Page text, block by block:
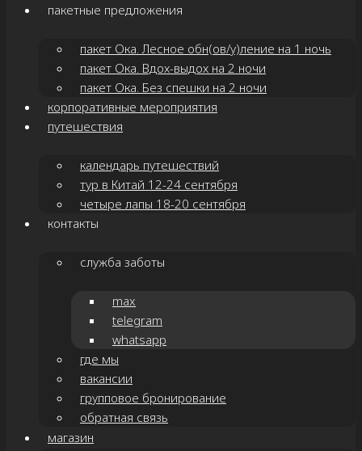
пакетные предложения
пакет Ока. Лесное обн(ов/у)ление на 1 ночь
пакет Ока. Вдох-выдох на 2 ночи
пакет Ока. Без спешки на 2 ночи
корпоративные мероприятия
путешествия
календарь путешествий
тур в Китай 12-24 сентября
четыре лапы 18-20 сентября
контакты
служба заботы
max
telegram
whatsapp
где мы
вакансии
групповое бронирование
обратная связь
магазин